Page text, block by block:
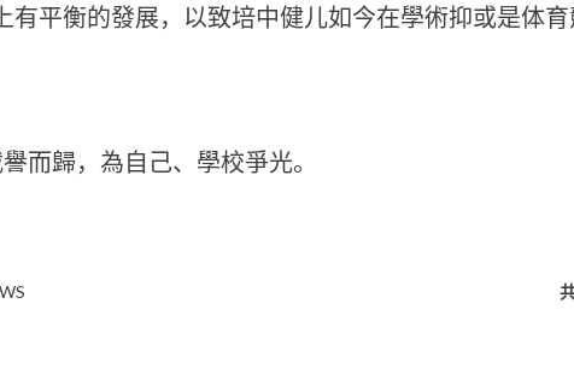
平衡的發展， 以致培中健儿如今在學術抑或是体
而歸，為自己、學校爭光。